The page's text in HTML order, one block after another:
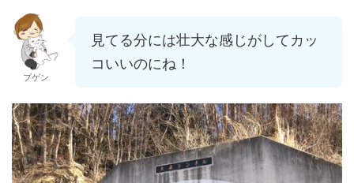
ブゲン
見てる分には壮大な感じがしてカッ
コいいのにね！